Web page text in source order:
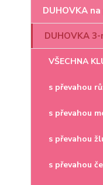
DUHOVKA
DUHOVKA
VŠECHNA
s převahou
s převahou
s převahou
s převahou